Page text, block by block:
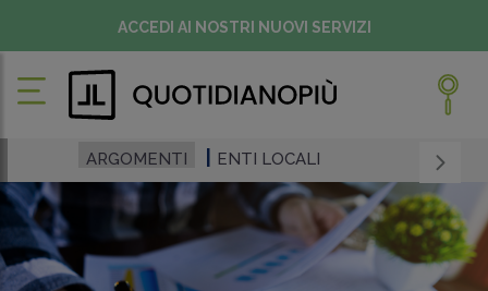
ACCEDI AI NOSTRI NUOVI SERVIZI
ARGOMENTI ENTI LOCALI